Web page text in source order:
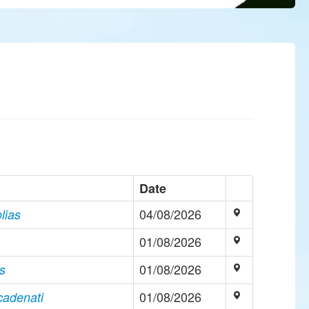
Date
04/08/2026
01/08/2026
01/08/2026
01/08/2026